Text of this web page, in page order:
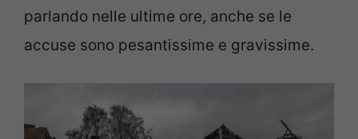
parlando nelle ultime ore, anche se le
accuse sono pesantissime e gravissime.